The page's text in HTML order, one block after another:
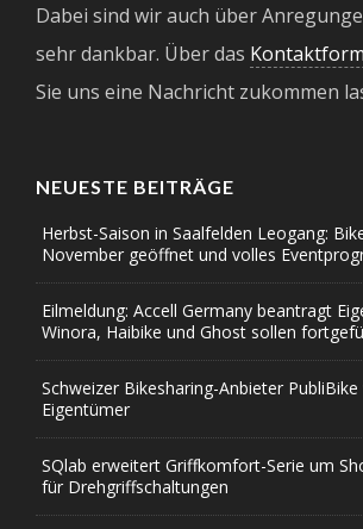
Dabei sind wir auch über
sehr dankbar. Über das
Sie uns eine Nachricht zukommen
NEUESTE BEITRÄGE
Herbst-Saison in Saalfelden Leogang:
November geöffnet und volles
Eilmeldung: Accell Germany beantragt
Winora, Haibike und Ghost sollen
Schweizer Bikesharing-Anbieter
Eigentümer
SQlab erweitert Griffkomfort-Serie um
für Drehgriffschaltungen